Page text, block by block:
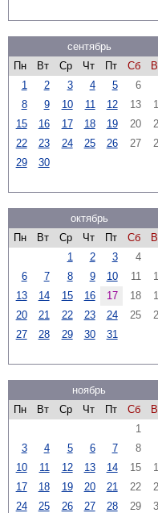
сентябрь
Пн
Вт Ср Чт Пт Сб
1
2 3 4 5 6
8
9 10 11 12 13
15
16 17 18 19 20
22
23 24 25 26 27
29
30
октябрь
Пн
Вт Ср Чт Пт Сб
1
2 3 4
6
7 8 9 10 11
13
14 15 16 17 18
20
21 22 23 24 25
27
28 29 30 31
ноябрь
Пн
Вт Ср Чт Пт Сб
1
3
4 5 6 7 8
10
11 12 13 14 15
17
18 19 20 21 22
24
25 26 27 28 29